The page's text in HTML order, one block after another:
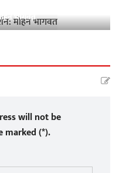
भागवत
will not be
marked (*).